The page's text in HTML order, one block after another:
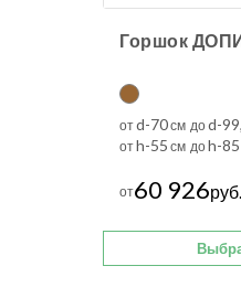
отd-70см доd-
отh-55 см доh-85
от60 926руб.